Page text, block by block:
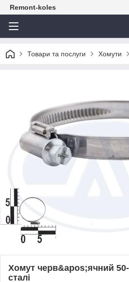
Remont-koles
Товари та послуги Хомути
Хомут черв&apos;ячний
сталі